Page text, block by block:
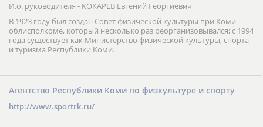
И.о. руководителя - КОКАРЕВ Евгений Георгиевич
В 1923 году был создан Совет физической культуры при Коми
облисполкоме, который несколько раз реорганизовывался; с 1994
года существует как Министерство физической культуры, спорта
и туризма Республики Коми.
Агентство Республики Коми по физкультуре и спорту
http://www.sportrk.ru/